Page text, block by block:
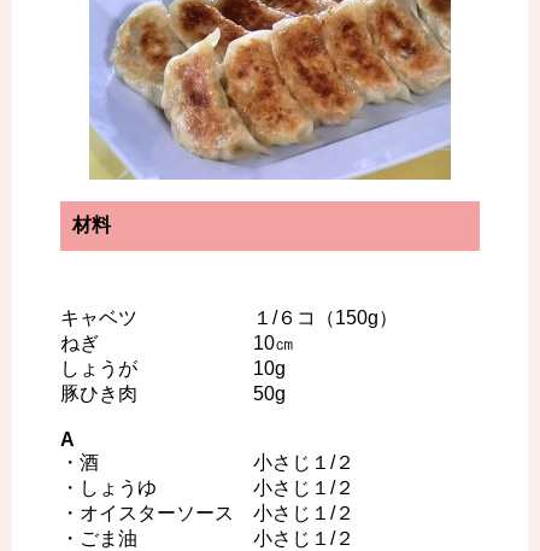
材料
キャベツ １/６コ（150g）
ねぎ 10㎝
しょうが 10g
豚ひき肉 50g
A
・酒 小さじ１/２
・しょうゆ 小さじ１/２
・オイスターソース 小さじ１/２
・ごま油 小さじ１/２